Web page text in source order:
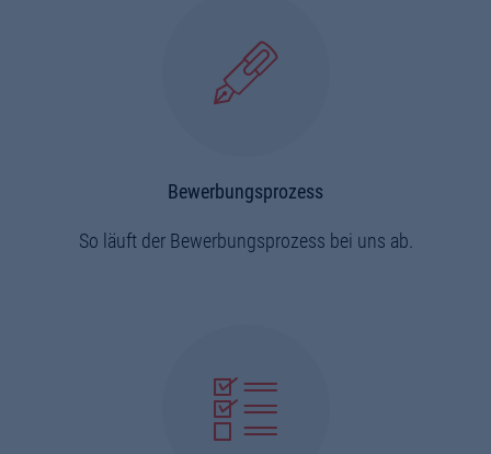
Bewerbungsprozess
So läuft der Bewerbungsprozess bei uns ab.